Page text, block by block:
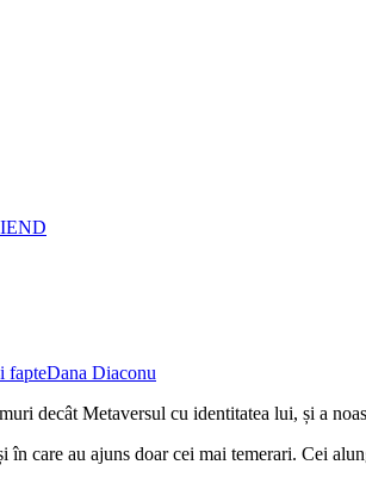
fapteDana Diaconu
decât Metaversul cu identitatea lui, și a
în care au ajuns doar cei mai temerari. Cei